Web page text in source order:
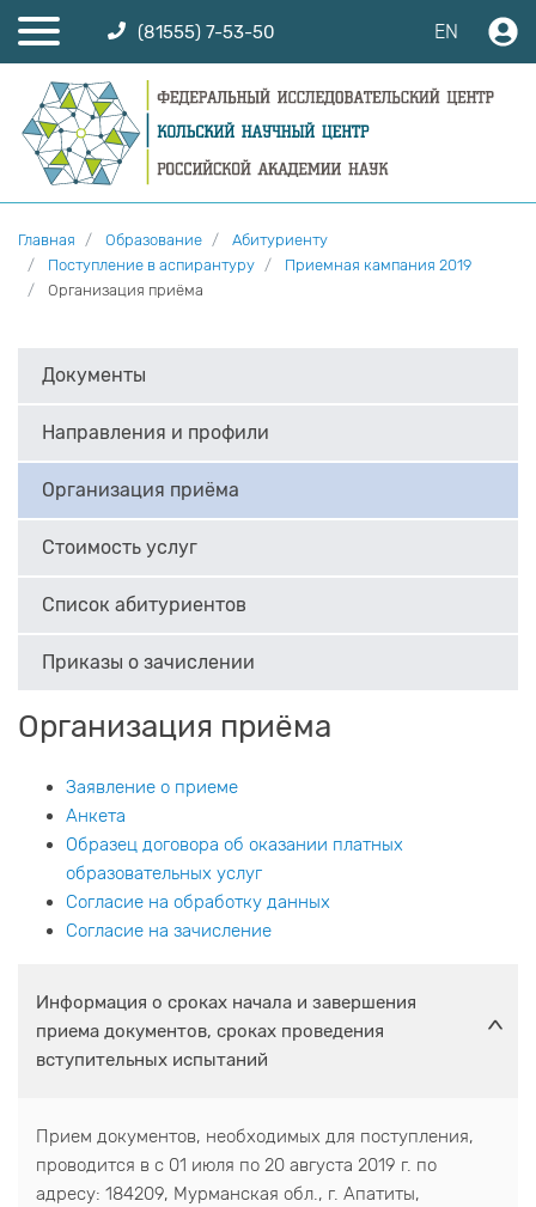
(81555) 7-53-50 EN
Главная Образование
Абитуриенту
Поступление в аспирантуру
Приемная кампания 2019
Организация приёма
Документы
Направления и профили
Организация приёма
Стоимость услуг
Список абитуриентов
Приказы о зачислении
Организация приёма
Заявление о приеме
Анкета
Образец договора об оказании платных
образовательных услуг
Согласие на обработку данных
Согласие на зачисление
Информация о сроках начала и завершения
приема документов, сроках проведения
вступительных испытаний
Прием документов, необходимых для поступления,
проводится в с 01 июля по 20 августа 2019 г. по
адресу: 184209, Мурманская обл., г. Апатиты,